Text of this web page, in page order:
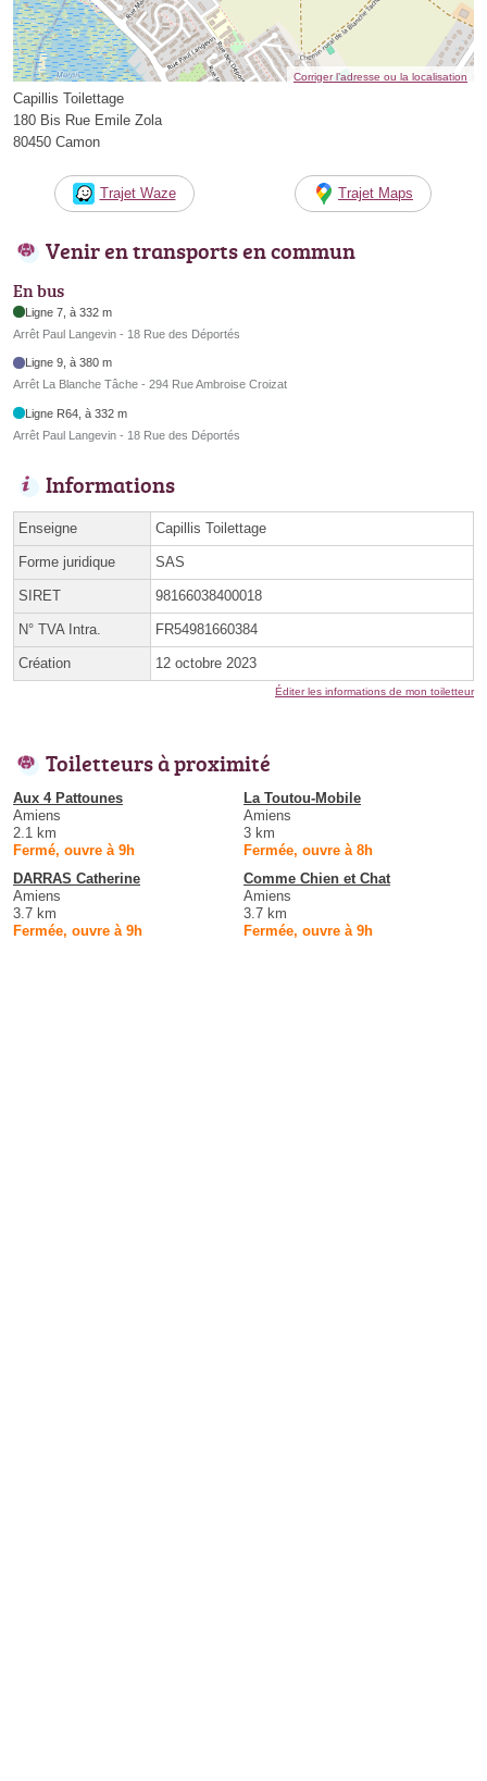
Corriger l’adresse ou la localisation
Capillis Toilettage
180 Bis Rue Emile Zola
80450 Camon
Trajet Waze Trajet Maps
Venir en transports en commun
En bus
Ligne 7, à 332 m
Arrêt Paul Langevin - 18 Rue des Déportés
Ligne 9, à 380 m
Arrêt La Blanche Tâche - 294 Rue Ambroise Croizat
Ligne R64, à 332 m
Arrêt Paul Langevin - 18 Rue des Déportés
Informations
Enseigne Capillis Toilettage
Forme juridique SAS
SIRET 98166038400018
N° TVA Intra. FR54981660384
Création 12 octobre 2023
Éditer les informations de mon toiletteur
Toiletteurs à proximité
Aux 4 Pattounes
Amiens
2.1 km
Fermé, ouvre à 9h
La Toutou-Mobile
Amiens
3 km
Fermée, ouvre à 8h
DARRAS Catherine
Amiens
3.7 km
Fermée, ouvre à 9h
Comme Chien et Chat
Amiens
3.7 km
Fermée, ouvre à 9h